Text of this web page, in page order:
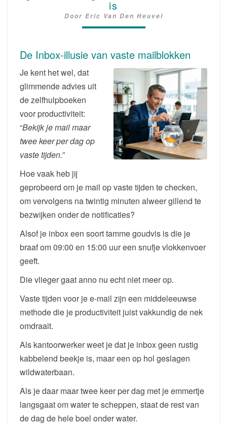
MAILTIJDEN
DE
GROOTSTE
VAN
is
Door Eric Van Den Heuvel
De Inbox-illusie van vaste mailblokken
Je kent het wel, dat
glimmende advies uit
de zelfhulpboeken
voor productiviteit:
“Bekijk je mail maar
twee keer per dag op
vaste tijden.”
Hoe vaak heb jij
geprobeerd om je mail op vaste tijden te checken,
om vervolgens na twintig minuten alweer gillend te
bezwijken onder de notificaties?
Alsof je inbox een soort tamme goudvis is die je
braaf om 09:00 en 15:00 uur een snufje vlokkenvoer
geeft.
Die vlieger gaat anno nu echt niet meer op.
Vaste tijden voor je e-mail zijn een middeleeuwse
methode die je productiviteit juist vakkundig de nek
omdraait.
Als kantoorwerker weet je dat je inbox geen rustig
kabbelend beekje is, maar een op hol geslagen
wildwaterbaan.
Als je daar maar twee keer per dag met je emmertje
langsgaat om water te scheppen, staat de rest van
de dag de hele boel onder water.